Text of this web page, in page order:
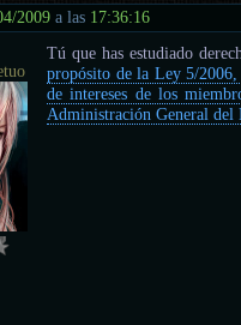
2009 a las 17:36:16
Tú que has estudiado
propósito de la Ley 5/
de intereses de los
Administración General del